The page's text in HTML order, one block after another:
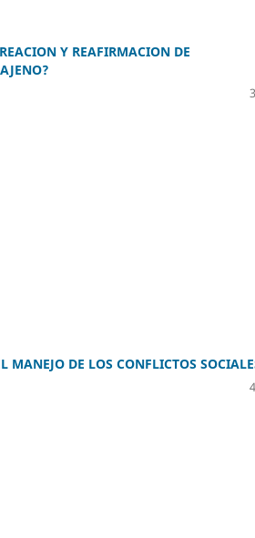
Y REAFIRMACION DE
MANEJO DE LOS CONFLICTOS